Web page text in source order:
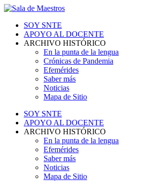
SOY SNTE
APOYO AL DOCENTE
ARCHIVO HISTÓRICO
En la punta de la lengua
Crónicas de Pandemia
Efemérides
Saber más
Noticias
Mapa de Sitio
SOY SNTE
APOYO AL DOCENTE
ARCHIVO HISTÓRICO
En la punta de la lengua
Efemérides
Saber más
Noticias
Mapa de Sitio